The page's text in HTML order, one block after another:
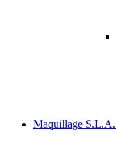
Maquillage S.L.A.